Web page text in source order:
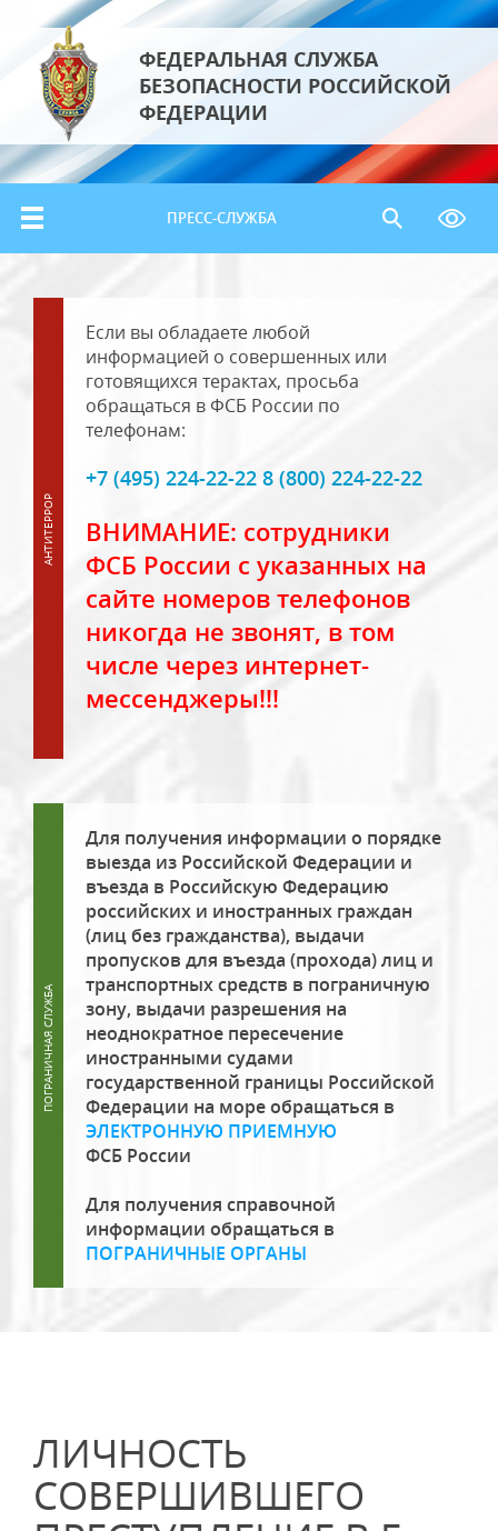
ФЕДЕРАЛЬНАЯ СЛУЖБА
БЕЗОПАСНОСТИ РОССИЙСКОЙ
ФЕДЕРАЦИИ
ПРЕСС-СЛУЖБА
Если вы обладаете любой
информацией о совершенных или
готовящихся терактах, просьба
обращаться в ФСБ России по
телефонам:
+7 (495) 224-22-22 8 (800) 224-22-22
ВНИМАНИЕ: сотрудники
ФСБ России с указанных на
сайте номеров телефонов
никогда не звонят, в том
числе через интернет-
мессенджеры!!!
Для получения информации о порядке
выезда из Российской Федерации и
въезда в Российскую Федерацию
российских и иностранных граждан
(лиц без гражданства), выдачи
пропусков для въезда (прохода) лиц и
транспортных средств в пограничную
зону, выдачи разрешения на
неоднократное пересечение
иностранными судами
государственной границы Российской
Федерации на море обращаться в
ЭЛЕКТРОННУЮ ПРИЕМНУЮ
ФСБ России
Для получения справочной
информации обращаться в
ПОГРАНИЧНЫЕ ОРГАНЫ
ЛИЧНОСТЬ
СОВЕРШИВШЕГО